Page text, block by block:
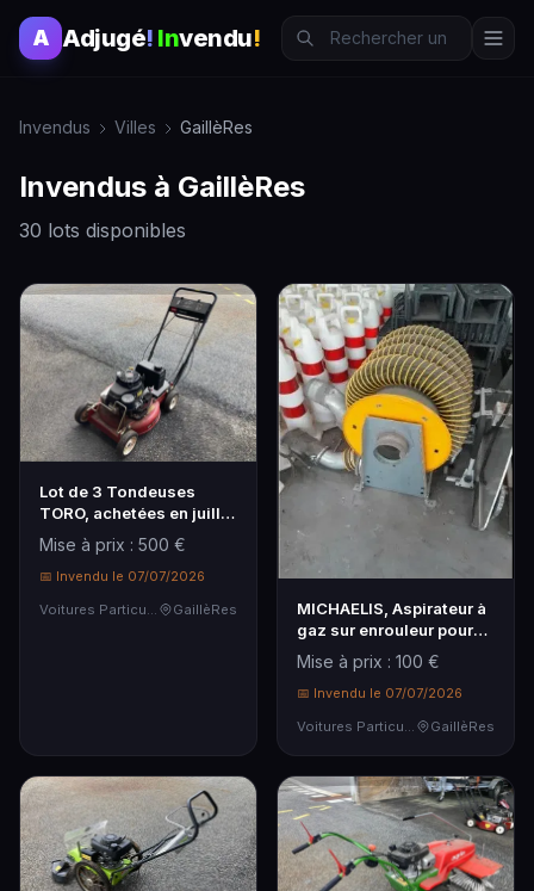
A Adjugé! Invendu!
Invendus Villes GaillèRes
Invendus à GaillèRes
30 lots disponibles
Lot de 3 Tondeuses
TORO, achetées en juillet
2010 (lots à re…
Mise à prix : 500 €
📅 Invendu le 07/07/2026
GaillèRes
MICHAELIS, Aspirateur à
gaz sur enrouleur pour
fixation mura…
Mise à prix : 100 €
📅 Invendu le 07/07/2026
Voitures Particulières
GaillèRes